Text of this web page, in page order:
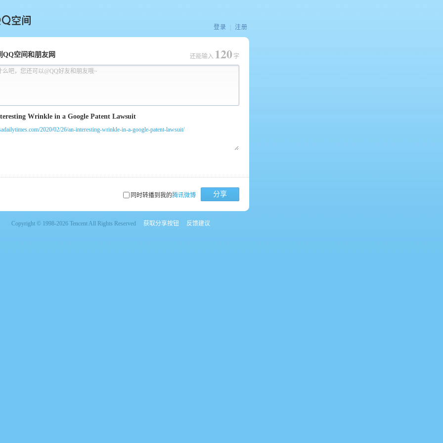
间
登录 注册
QQ空间和朋友网
么吧，您还可以@QQ好友和朋友哦~
还能输入 120 字
2020/02/26/an-interesting-wrinkle-in-a-google-patent-lawsuit/
同时转播到我的腾讯微博 分享
Copyright © 1998-2026 Tencent All Rights Reserved 获取分享按钮 反馈建议